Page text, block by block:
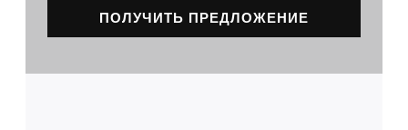
ПОЛУЧИТЬ ПРЕДЛОЖЕНИЕ